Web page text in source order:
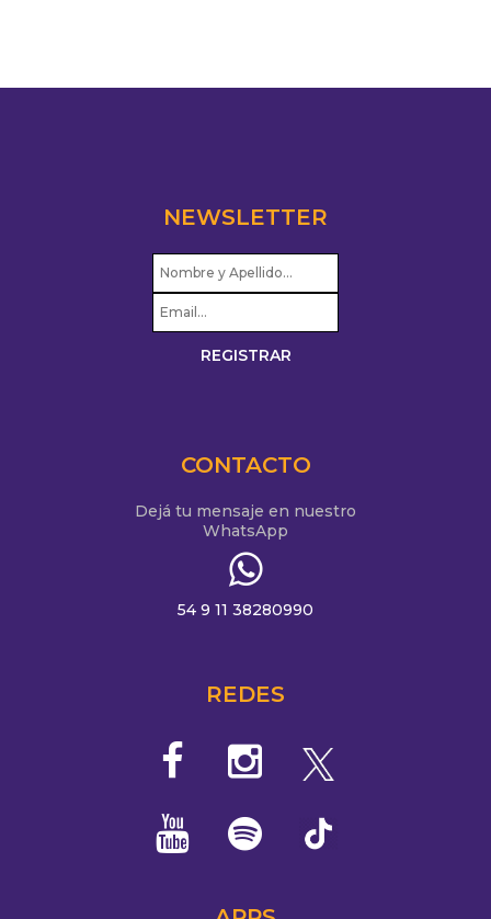
NEWSLETTER
CONTACTO
Dejá tu mensaje en nuestro
WhatsApp
54 9 11 38280990
REDES